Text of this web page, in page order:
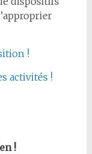
!
activités !
!